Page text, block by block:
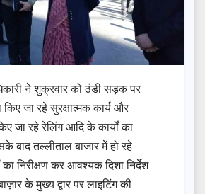
ने शुक्रवार को ठंडी सड़क पर
किए जा रहे सुरक्षात्मक कार्य और
जा रहे रेलिंग आदि के कार्यों का
बाद तल्लीताल बाजार में हो रहे
का निरीक्षण कर आवश्यक दिशा निर्देश
के मुख्य द्वार पर लाइटिंग की